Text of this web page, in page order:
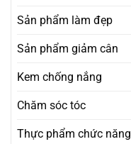
Sản phẩm làm đẹp
Sản phẩm giảm cân
Kem chống nắng
Chăm sóc tóc
Thực phẩm chức năng